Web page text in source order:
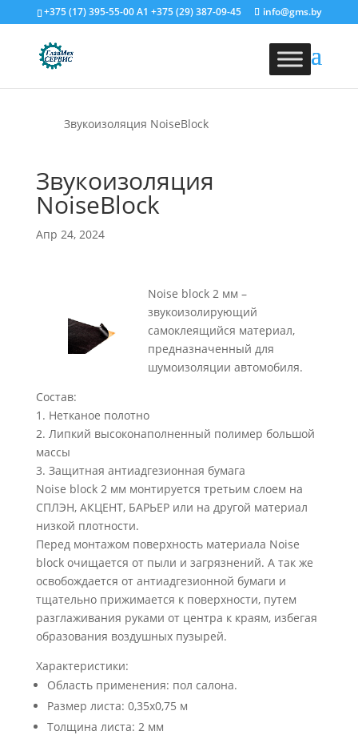
+375 (17) 395-55-00A1 +375 (29) 387-09-45 info@gms.by
Звукоизоляция NoiseBlock
Звукоизоляция
NoiseBlock
Апр 24, 2024
Noise block 2 мм –
звукоизолирующий
самоклеящийся материал,
предназначенный для
шумоизоляции автомобиля.
Состав:
1. Нетканое полотно
2. Липкий высоконаполненный полимер большой
массы
3. Защитная антиадгезионная бумага
Noise block 2 мм монтируется третьим слоем на
СПЛЭН, АКЦЕНТ, БАРЬЕР или на другой материал
низкой плотности.
Перед монтажом поверхность материала Noise
block очищается от пыли и загрязнений. А так же
освобождается от антиадгезионной бумаги и
тщательно прижимается к поверхности, путем
разглаживания руками от центра к краям, избегая
образования воздушных пузырей.
Характеристики:
Область применения: пол салона.
Размер листа: 0,35х0,75 м
Толщина листа: 2 мм